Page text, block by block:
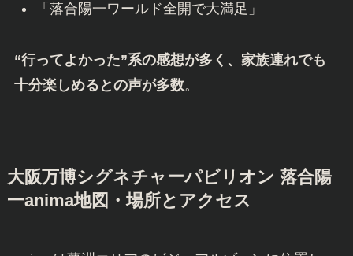
「落合陽一ワールド全開で大満足」
“行ってよかった”系の感想が多く、家族連れでも
十分楽しめるとの声が多数。
大阪万博シグネチャーパビリオン 落合陽
一anima地図・場所とアクセス